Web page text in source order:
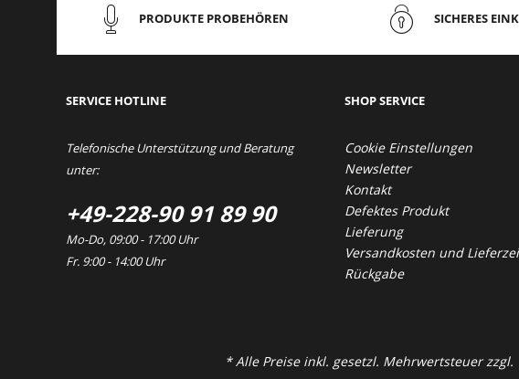
PRODUKTE PROBEHÖREN SICHERES
SERVICE HOTLINE
Telefonische Unterstützung und Beratung
unter:
+49-228-90 91 89 90
Mo-Do, 09:00 - 17:00 Uhr
Fr. 9:00 - 14:00 Uhr
SHOP SERVICE
Cookie Einstellungen
Newsletter
Kontakt
Defektes Produkt
Lieferung
Versandkosten und
Rückgabe
* Alle Preise inkl. gesetzl. Mehrwertsteuer zzgl.